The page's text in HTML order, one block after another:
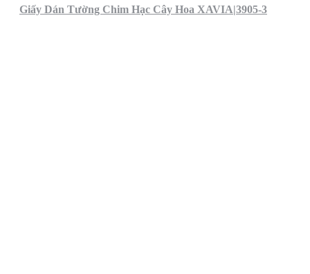
Giấy Dán Tường Chim Hạc Cây Hoa XAVIA|3905-3